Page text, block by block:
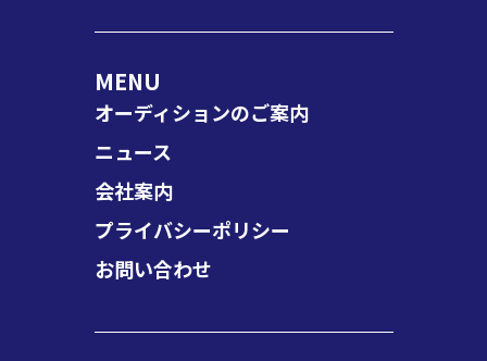
MENU
オーディションのご案内
ニュース
会社案内
プライバシーポリシー
お問い合わせ